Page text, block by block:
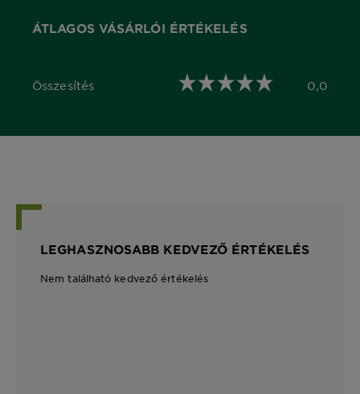
ÁTLAGOS VÁSÁRLÓI ÉRTÉKELÉS
Összesítés
0,0 out of 5 stars 0,0
LEGHASZNOSABB KEDVEZŐ ÉRTÉKELÉS
Nem található kedvező értékelés